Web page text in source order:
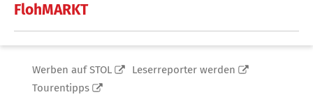
FlohMARKT
Werben auf STOL
Leserreporter werden
Tourentipps